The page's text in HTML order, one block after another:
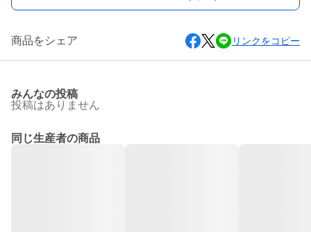
商品をシェア リンクをコピー
みんなの投稿
投稿はありません
同じ生産者の商品